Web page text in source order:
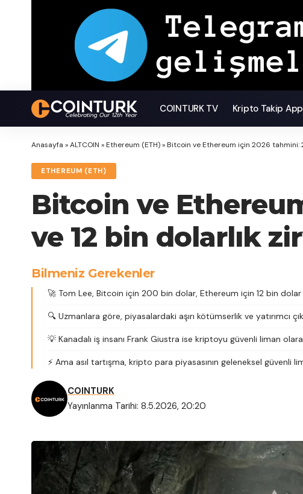
COINTURK TV Kripto Takip App
Anasayfa »ALTCOIN »Ethereum (ETH)»Bitcoin ve Ethereum için 2026 tahmini:
ETHEREUM (ETH)
Bitcoin ve
ve 12 bin dolarlık
Bilmeniz Gerekenler
🚀 Tom Lee, Bitcoin için 200 bin dolar, Ethereum için 12 bin
🔍 Uzmanlara göre, piyasalardaki aşırı kötümserlik ve yatırımcı
💡 Kanadalı iş insanı Frank Giustra ise kriptoyu güvenli liman
⚡ Ama asıl tartışma, kripto para piyasasının geleneksel
Yayınlanma Tarihi: 8.5.2026, 20:20
COINTURK